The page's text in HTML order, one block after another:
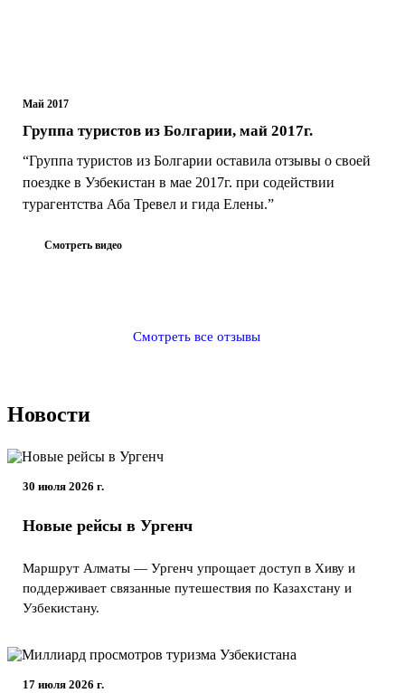
Май 2017
Группа туристов из Болгарии, май 2017г.
“Группа туристов из Болгарии оставила отзывы о своей
поездке в Узбекистан в мае 2017г. при содействии
турагентства Аба Тревел и гида Елены.”
Смотреть видео
Смотреть все отзывы
Новости
30 июля 2026 г.
Новые рейсы в Ургенч
Маршрут Алматы — Ургенч упрощает доступ в Хиву и
поддерживает связанные путешествия по Казахстану и
Узбекистану.
17 июля 2026 г.